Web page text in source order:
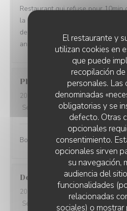
El restaurante y
utilizan cookies en
que puede
recopilación
personales. Las
denominadas
obligatorias y se
defecto. Otras
opcionales
consentimiento.
opcionales sirven
su navegación,
audiencia del
funcionalidades
relacionadas
sociales) o
Restaurant qui refuse pour 10min
la cuisine ferme à 13:40. Alors
de réservation à 13:30 et de revoir
annonce une cuisine en continue
Philippe
2026-07-27- 12:00 - Invitados 2
Servicio
/5 Ambiente:4/5 Menú:
Bon et pas cher.
Dorothee M
2026-07-23
- 12:30 - Invitados 5
Servicio
Ambiente Menú :